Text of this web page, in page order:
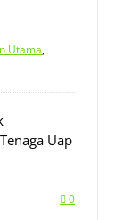
Utama,
Uap
0